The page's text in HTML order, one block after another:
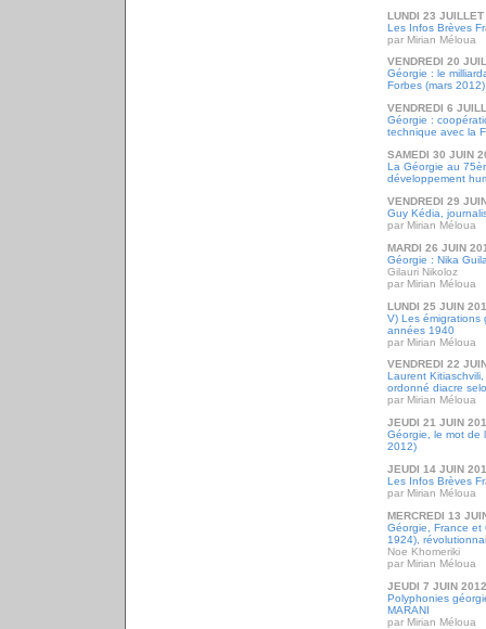
LUNDI 23
Les Infos Brèves
par Mirian Méloua
VENDREDI 20
Géorgie : le
Forbes (mars 2012)
VENDREDI 6
Géorgie :
technique avec la
SAMEDI 30 JUIN
La Géorgie au
développement
VENDREDI 29
Guy Kédia,
par Mirian Méloua
MARDI 26 JUIN
Géorgie : Nika
Gilauri Nikoloz
par Mirian Méloua
LUNDI 25 JUIN
V) Les émigrations
années 1940
par Mirian Méloua
VENDREDI 22
Laurent
ordonné diacre
par Mirian Méloua
JEUDI 21 JUIN
Géorgie, le mot de
2012)
JEUDI 14 JUIN
Les Infos Brèves
par Mirian Méloua
MERCREDI 13
Géorgie, France et
1924),
Noe Khomeriki
par Mirian Méloua
JEUDI 7 JUIN 2012
Polyphonies
MARANI
par Mirian Méloua